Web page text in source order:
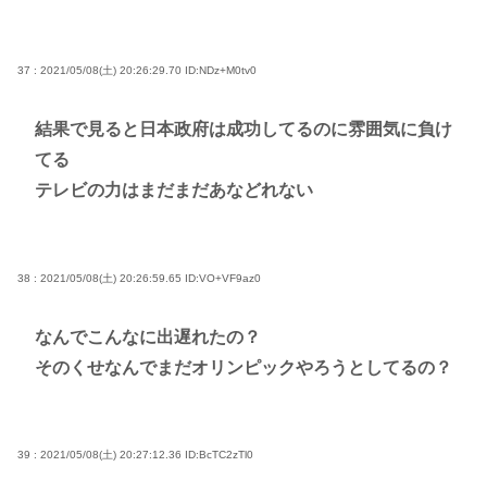
37 : 2021/05/08(土) 20:26:29.70 ID:NDz+M0tv0
結果で見ると日本政府は成功してるのに雰囲気に負け
てる
テレビの力はまだまだあなどれない
38 : 2021/05/08(土) 20:26:59.65 ID:VO+VF9az0
なんでこんなに出遅れたの？
そのくせなんでまだオリンピックやろうとしてるの？
39 : 2021/05/08(土) 20:27:12.36 ID:BcTC2zTl0